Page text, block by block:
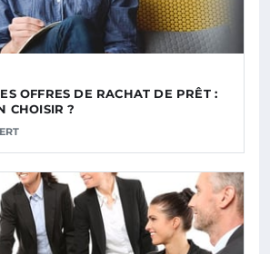
OFFRES DE RACHAT DE PRÊT :
CHOISIR ?